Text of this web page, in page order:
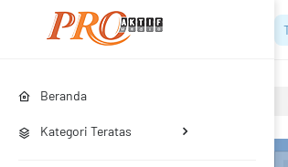
Beranda
Kategori Teratas